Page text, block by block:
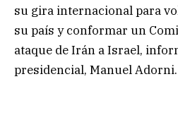
su gira internacional para
su país y conformar un
ataque de Irán a Israel,
presidencial, Manuel Adorni.